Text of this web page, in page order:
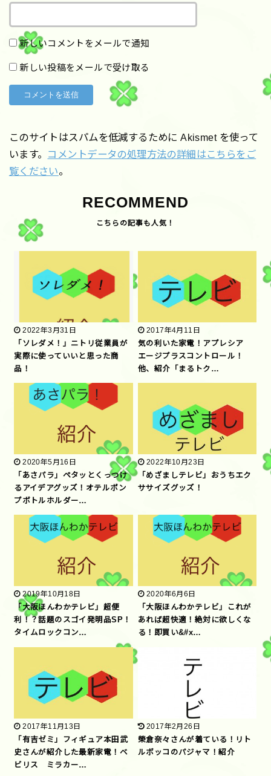
新しいコメントをメールで通知
新しい投稿をメールで受け取る
このサイトはスパムを低減するために Akismet を使って
います。 コメントデータの処理方法の詳細はこちらをご
覧ください。
RECOMMEND
2022年3月31日
「ソレダメ！」ニトリ従業員が
実際に使っていいと思った商
品！
2017年4月11日
気の利いた家電！アプレシア
エージプラスコントロール！
他、紹介「まるトク…
2020年5月16日
「あさパラ」ペタッとくっつけ
るアイデアグッズ！オテルポン
プボトルホルダー…
2022年10月23日
「めざましテレビ」おうちエク
ササイズグッズ！
2019年10月18日
「大阪ほんわかテレビ」超便
利！？話題のスゴイ発明品SP！
タイムロックコン…
2020年6月6日
「大阪ほんわかテレビ」これが
あれば超快適！絶対に欲しくな
る！即買い&#x…
2017年11月13日
「有吉ゼミ」フィギュア本田武
史さんが紹介した最新家電！ベ
ビリス ミラカー…
2017年2月26日
榮倉奈々さんが着ている！リト
ルボッコのパジャマ！紹介